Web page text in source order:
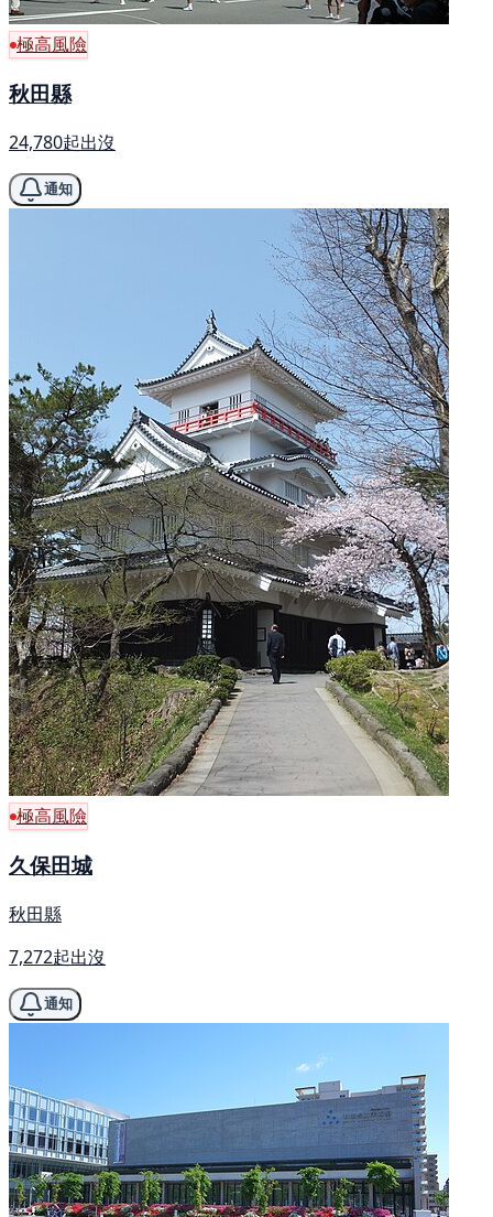
極高風險
秋田縣
24,780起出沒
通知
極高風險
久保田城
秋田縣
7,272起出沒
通知